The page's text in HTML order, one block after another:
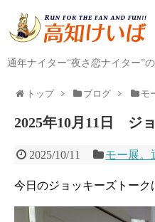
通年ナイター“夜さ恋ナイター”
トップ ブログ モ
2025年10月11日 ジ
2025/10/11 モー展。
今日のジョッキーズトー